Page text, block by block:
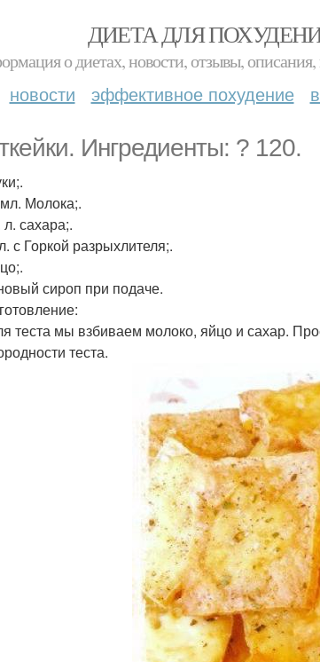
ДИЕТА ДЛЯ
о диетах, новости, отзывы,
новости эффективное похудение
Ингредиенты: ? 120.
Молока;.
л. сахара;.
с Горкой разрыхлителя;.
сироп при подаче.
теста мы взбиваем молоко, яйцо и сахар.
теста.